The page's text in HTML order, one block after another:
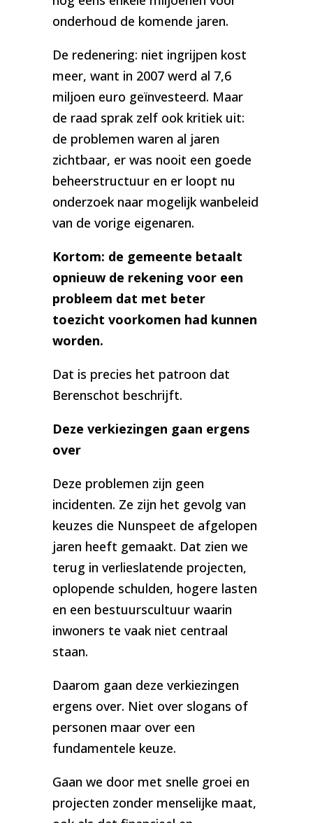
onderhoud de komende jaren.
De redenering: niet ingrijpen kost
meer, want in 2007 werd al 7,6
miljoen euro geïnvesteerd. Maar
de raad sprak zelf ook kritiek uit:
de problemen waren al jaren
zichtbaar, er was nooit een goede
beheerstructuur en er loopt nu
onderzoek naar mogelijk wanbeleid
van de vorige eigenaren.
Kortom: de gemeente betaalt
opnieuw de rekening voor een
probleem dat met beter
toezicht voorkomen had kunnen
worden.
Dat is precies het patroon dat
Berenschot beschrijft.
Deze verkiezingen gaan ergens
over
Deze problemen zijn geen
incidenten. Ze zijn het gevolg van
keuzes die Nunspeet de afgelopen
jaren heeft gemaakt. Dat zien we
terug in verlieslatende projecten,
oplopende schulden, hogere lasten
en een bestuurscultuur waarin
inwoners te vaak niet centraal
staan.
Daarom gaan deze verkiezingen
ergens over. Niet over slogans of
personen maar over een
fundamentele keuze.
Gaan we door met snelle groei en
projecten zonder menselijke maat,